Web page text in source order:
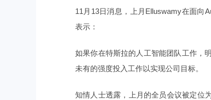
11月13日消息，上月Elluswamy在面向
表示：
如果你在特斯拉的人工智能团队工作，
未有的强度投入工作以实现公司目标。
知情人士透露，上月的全员会议被定位